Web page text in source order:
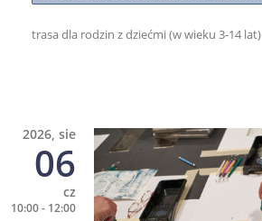
trasa dla rodzin z dziećmi (w wieku 3-14 lat)
2026, sie
06
cz
10:00 - 12:00